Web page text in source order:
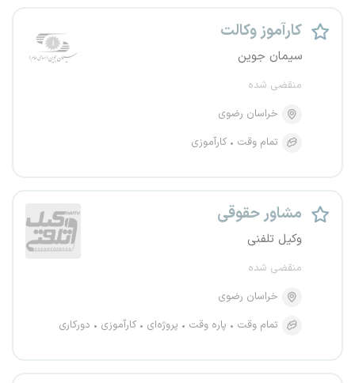
کارآموز وکالت
سیمان جوین
منقضی شده
خراسان رضوی
تمام وقت
کارآموزی
مشاور حقوقی
وکیل تلفنی
منقضی شده
خراسان رضوی
تمام وقت
پاره وقت پروژه‌ای کارآموزی دورکاری